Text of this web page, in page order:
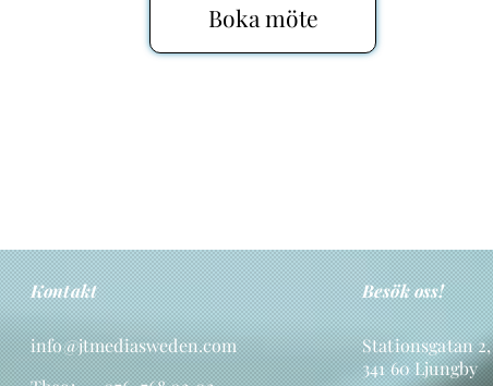
Boka möte
Kontakt
info@jtmediasweden.com
Besök oss!
Stationsgatan 2,
341 60 Ljungby